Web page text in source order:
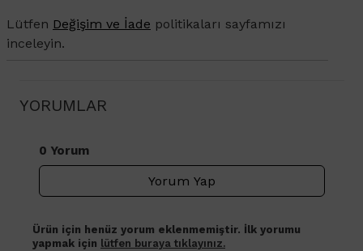
Lütfen Değişim ve İade politikaları sayfamızı
inceleyin.
YORUMLAR
0 Yorum
Yorum Yap
Ürün için henüz yorum eklenmemiştir. İlk yorumu
yapmak için lütfen buraya tıklayınız.